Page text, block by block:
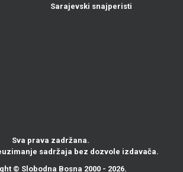
Sarajevski snajperisti
Sva prava zadržana.
sadržaja bez dozvole izdavača.
© Slobodna Bosna 2000 - 2026.